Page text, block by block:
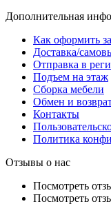
Дополнительная
Как оформить
Доставка/
Отправка в
Подъем на этаж
Сборка мебели
Обмен и
Контакты
Политика
Отзывы о нас
Посмотреть
Посмотреть